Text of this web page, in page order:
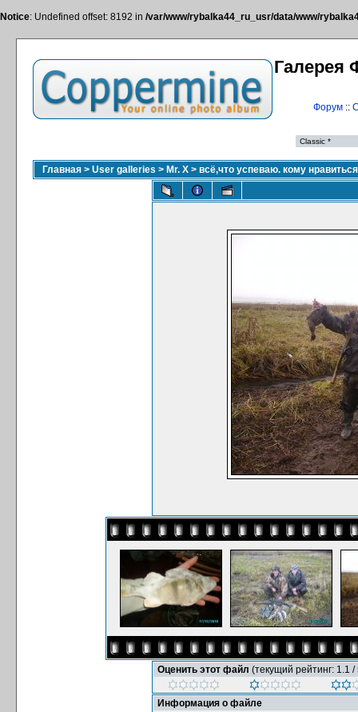
Notice: Undefined offset: 8192 in /var/www/rybalka44_ru_usr/data/www/
Галерея
Форум::
Главная > User galleries > Mr. X > всё,что успеваю. кому
Оценить этот файл (текущий рейтинг: 1.1 /
Информация о файле